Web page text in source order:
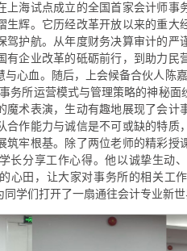
上海试点成立的全国首家会计师事
生辉。它历经改革开放以来的重大
驾护航。从年度财务决算审计的严
有企业改革的砥砺前行，到助力民
心血。随后，上会候备合伙人陈
务所运营模式与管理策略的神秘面
魔术表演，生动有趣地展现了会计
合作能力与诚信是不可或缺的特质
筑牢根基。除了两位老师的精彩授
分享工作心得。他以诚挚生动
心田，让大家对事务所的相关工
学们打开了一扇通往会计专业新世